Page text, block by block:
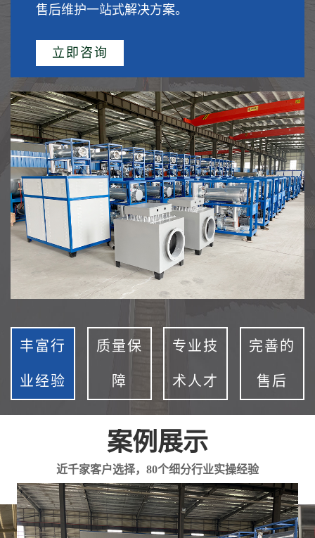
售后维护一站式解决方案。
立即咨询
丰富行
业经验
质量保
障
专业技
术人才
完善的
售后
案例展示
近千家客户选择，80个细分行业实操经验